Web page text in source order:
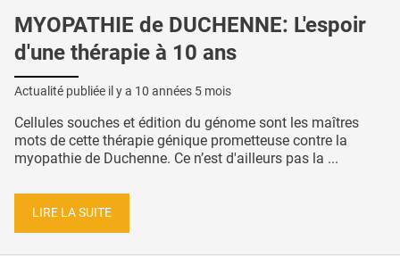
MYOPATHIE de DUCHENNE: L'espoir
d'une thérapie à 10 ans
Actualité publiée il y a 10 années 5 mois
Cellules souches et édition du génome sont les maîtres
mots de cette thérapie génique prometteuse contre la
myopathie de Duchenne. Ce n’est d'ailleurs pas la ...
LIRE LA SUITE